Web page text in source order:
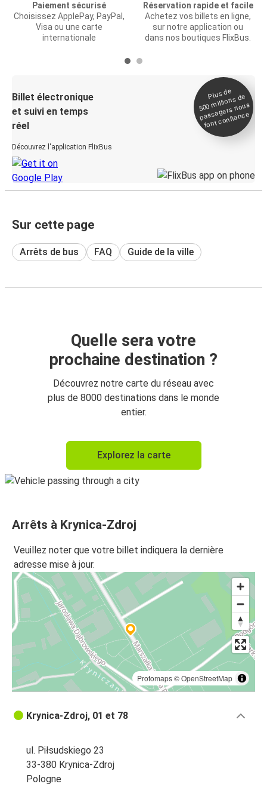
Paiement sécurisé
Choisissez ApplePay, PayPal,
Visa ou une carte
internationale
Réservation rapide et facile
Achetez vos billets en ligne,
sur notre application ou
dans nos boutiques FlixBus.
Billet électronique
et suivi en temps
réel
Découvrez l'application FlixBus
Plus de
500
millions de
passagers nous
font confiance
Sur cette page
Arrêts de bus FAQ Guide de la ville
Quelle sera votre
prochaine destination ?
Découvrez notre carte du réseau avec
plus de 8000 destinations dans le monde
entier.
Explorez la carte
Arrêts à Krynica-Zdroj
Veuillez noter que votre billet indiquera la dernière
adresse mise à jour.
Protomaps©OpenStreetMap
Krynica-Zdroj, 01 et 78
ul. Piłsudskiego 23
33-380 Krynica-Zdroj
Pologne